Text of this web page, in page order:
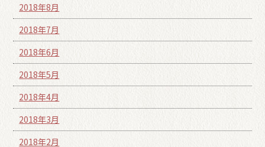
2018年8月
2018年7月
2018年6月
2018年5月
2018年4月
2018年3月
2018年2月